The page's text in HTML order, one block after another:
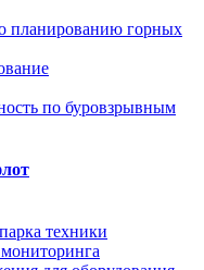
планированию горных
по буровзрывным
техники